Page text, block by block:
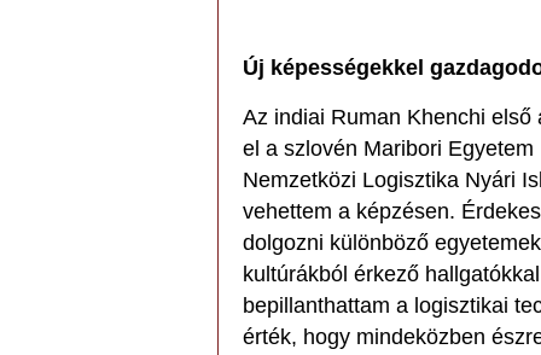
Új képességekkel
Az indiai Ruman Khenchi
el a szlovén Maribori
Nemzetközi Logisztika Nyári
vehettem a képzésen.
dolgozni különböző
kultúrákból érkező
bepillanthattam a logisztikai
érték, hogy mindeközben